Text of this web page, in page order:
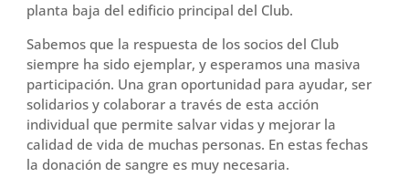
planta baja del edificio principal del Club.
Sabemos que la respuesta de los socios del Club
siempre ha sido ejemplar, y esperamos una masiva
participación. Una gran oportunidad para ayudar, ser
solidarios y colaborar a través de esta acción
individual que permite salvar vidas y mejorar la
calidad de vida de muchas personas. En estas fechas
la donación de sangre es muy necesaria.